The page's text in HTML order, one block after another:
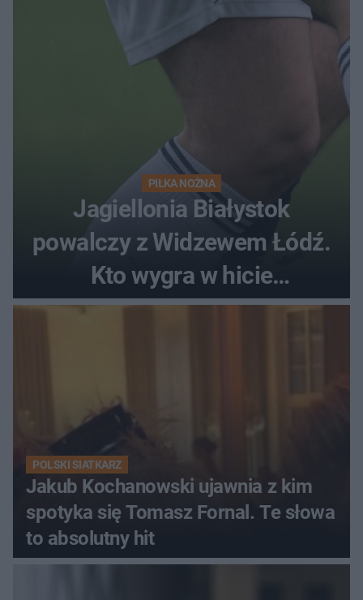
PIŁKA NOŻNA
Jagiellonia Białystok
powalczy z Widzewem Łódź.
Kto wygra w hicie
Ekstraklasy?
POLSKI SIATKARZ
Jakub Kochanowski ujawnia z kim
spotyka się Tomasz Fornal. Te słowa
to absolutny hit